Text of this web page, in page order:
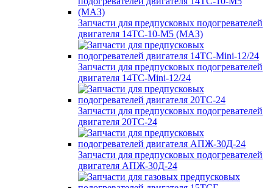
Запчасти для предпусковых подогревателей
двигателя 14ТС-10-М5 (МАЗ)
Запчасти для предпусковых подогревателей
двигателя 14ТС-Mini-12/24
Запчасти для предпусковых подогревателей
двигателя 20ТС-24
Запчасти для предпусковых подогревателей
двигателя АПЖ-30Д-24